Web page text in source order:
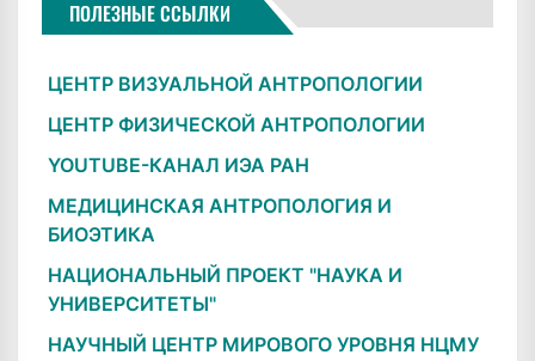
ПОЛЕЗНЫЕ ССЫЛКИ
ЦЕНТР ВИЗУАЛЬНОЙ АНТРОПОЛОГИИ
ЦЕНТР ФИЗИЧЕСКОЙ АНТРОПОЛОГИИ
YOUTUBE-КАНАЛ ИЭА РАН
МЕДИЦИНСКАЯ АНТРОПОЛОГИЯ И
БИОЭТИКА
НАЦИОНАЛЬНЫЙ ПРОЕКТ "НАУКА И
УНИВЕРСИТЕТЫ"
НАУЧНЫЙ ЦЕНТР МИРОВОГО УРОВНЯ НЦМУ